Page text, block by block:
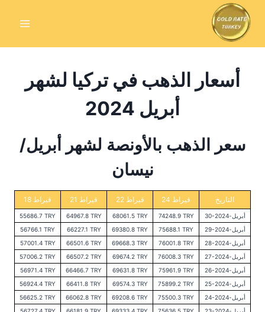
أسعار الذهب في تركيا لشهر
أبريل 2024
سعر الذهب بالأونصة لشهر أبريل/
نيسان
18 قيراط 21 قيراط 22 قيراط 24 قيراط التاريخ
55686.7 TRY 64967.8 TRY 68061.5 TRY 74248.9 TRY
30-أبريل-2024
56766.1 TRY
66227.1 TRY 69380.8 TRY 75688.1 TRY
29-أبريل-2024
57001.4 TRY
66501.6 TRY 69668.3 TRY 76001.8 TRY
28-أبريل-2024
57006.2 TRY
66507.2 TRY 69674.2 TRY 76008.3 TRY
27-أبريل-2024
56971.4 TRY
66466.7 TRY 69631.8 TRY 75961.9 TRY
26-أبريل-2024
56924.4 TRY
66411.8 TRY 69574.3 TRY 75899.2 TRY
25-أبريل-2024
56625.2 TRY
66062.8 TRY 69208.6 TRY 75500.3 TRY
24-أبريل-2024